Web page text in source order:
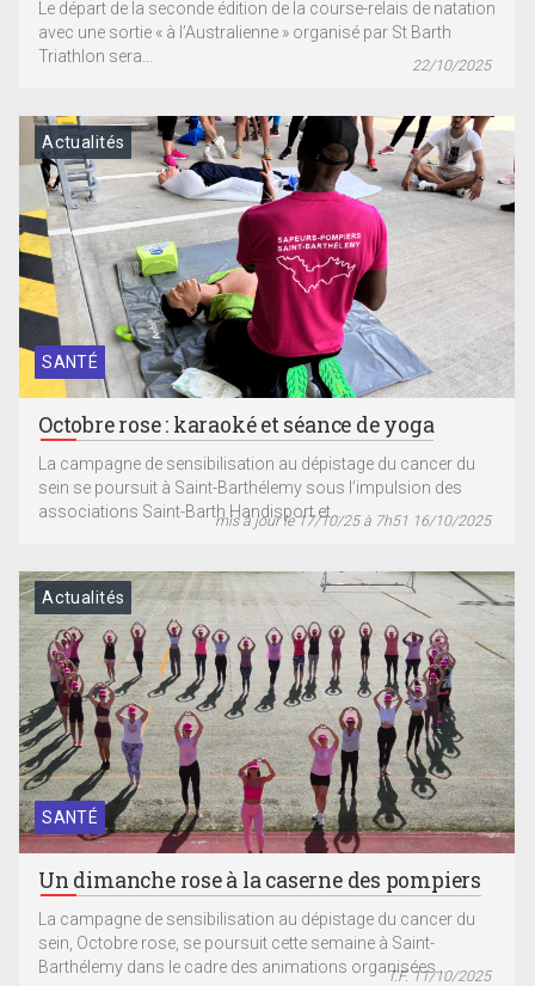
Le départ de la seconde édition de la course-relais de natation
avec une sortie « à l’Australienne » organisé par St Barth
Triathlon sera...
22/10/2025
SANTÉ
Actualités
Octobre rose : karaoké et séance de yoga
La campagne de sensibilisation au dépistage du cancer du
sein se poursuit à Saint-Barthélemy sous l’impulsion des
associations Saint-Barth Handisport et...mis à jour le 17/10/25 à 7h51 16/10/2025
SANTÉ
Actualités
Un dimanche rose à la caserne des pompiers
La campagne de sensibilisation au dépistage du cancer du
sein, Octobre rose, se poursuit cette semaine à Saint-
Barthélemy dans le cadre des animations organisées...
T.F. 11/10/2025